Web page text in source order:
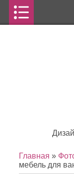
Главная »
мебель для